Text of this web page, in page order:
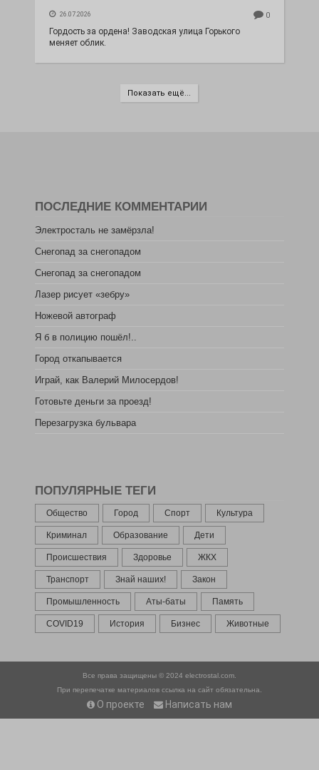
26.07.2026 0
Гордость за ордена! Заводская улица Горького
меняет облик.
Показать ещё...
ПОСЛЕДНИЕ КОММЕНТАРИИ
Электросталь не замёрзла!
Снегопад за снегопадом
Снегопад за снегопадом
Лазер рисует «зебру»
Ножевой автограф
Я б в полицию пошёл!..
Город откапывается
Играй, как Валерий Милосердов!
Готовьте деньги за проезд!
Перезагрузка бульвара
ПОПУЛЯРНЫЕ ТЕГИ
Общество Город Спорт Культура
Криминал Образование Дети
Происшествия Здоровье ЖКХ
Транспорт Знай наших! Закон
Промышленность Аты-баты Память
COVID19 История Бизнес Животные
Все права защищены © 2024 electrostal.com.
При перепечатке материалов ссылка на сайт обязательна.
О проекте Написать нам